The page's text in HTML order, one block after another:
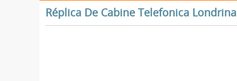
Réplica De Cabine Telefonica Londrina